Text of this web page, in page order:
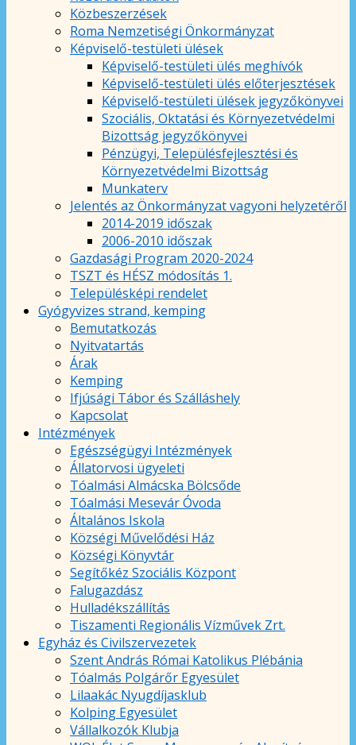
Közbeszerzések
Roma Nemzetiségi Önkormányzat
Képviselő-testületi ülések
Képviselő-testületi ülés meghívók
Képviselő-testületi ülés előterjesztések
Képviselő-testületi ülések jegyzőkönyvei
Szociális, Oktatási és Környezetvédelmi
Bizottság jegyzőkönyvei
Pénzügyi, Településfejlesztési és
Környezetvédelmi Bizottság
Munkaterv
Jelentés az Önkormányzat vagyoni helyzetéről
2014-2019 időszak
2006-2010 időszak
Gazdasági Program 2020-2024
TSZT és HÉSZ módosítás 1.
Településképi rendelet
Gyógyvizes strand, kemping
Bemutatkozás
Nyitvatartás
Árak
Kemping
Ifjúsági Tábor és Szálláshely
Kapcsolat
Intézmények
Egészségügyi Intézmények
Állatorvosi ügyeleti
Tóalmási Almácska Bölcsőde
Tóalmási Mesevár Óvoda
Általános Iskola
Községi Művelődési Ház
Községi Könyvtár
Segítőkéz Szociális Központ
Falugazdász
Hulladékszállítás
Tiszamenti Regionális Vízművek Zrt.
Egyház és Civilszervezetek
Szent András Római Katolikus Plébánia
Tóalmás Polgárőr Egyesület
Lilaakác Nyugdíjasklub
Kolping Egyesület
Vállalkozók Klubja